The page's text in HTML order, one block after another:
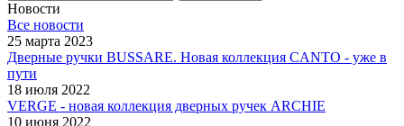
Новости
Все новости
25 марта 2023
Дверные ручки BUSSARE. Новая коллекция CANTO - уже в
пути
18 июля 2022
VERGE - новая коллекция дверных ручек ARCHIE
10 июня 2022